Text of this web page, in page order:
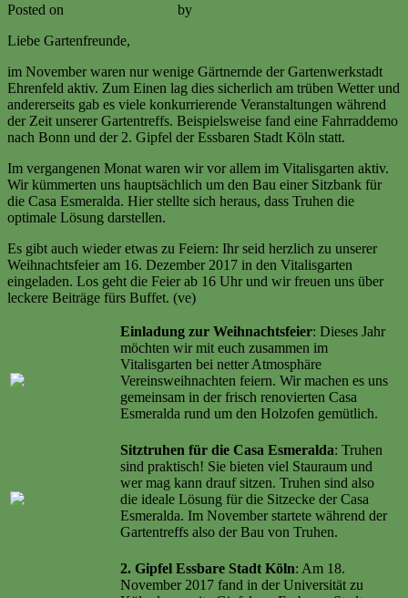
Posted on by
Liebe Gartenfreunde,
im November waren nur wenige Gärtnernde der Gartenwerkstadt
Ehrenfeld aktiv. Zum Einen lag dies sicherlich am trüben Wetter und
andererseits gab es viele konkurrierende Veranstaltungen während
der Zeit unserer Gartentreffs. Beispielsweise fand eine Fahrraddemo
nach Bonn und der 2. Gipfel der Essbaren Stadt Köln statt.
Im vergangenen Monat waren wir vor allem im Vitalisgarten aktiv.
Wir kümmerten uns hauptsächlich um den Bau einer Sitzbank für
die Casa Esmeralda. Hier stellte sich heraus, dass Truhen die
optimale Lösung darstellen.
Es gibt auch wieder etwas zu Feiern: Ihr seid herzlich zu unserer
Weihnachtsfeier am 16. Dezember 2017 in den Vitalisgarten
eingeladen. Los geht die Feier ab 16 Uhr und wir freuen uns über
leckere Beiträge fürs Buffet. (ve)
Einladung zur Weihnachtsfeier: Dieses Jahr
möchten wir mit euch zusammen im
Vitalisgarten bei netter Atmosphäre
Vereinsweihnachten feiern. Wir machen es uns
gemeinsam in der frisch renovierten Casa
Esmeralda rund um den Holzofen gemütlich.
Sitztruhen für die Casa Esmeralda: Truhen
sind praktisch! Sie bieten viel Stauraum und
wer mag kann drauf sitzen. Truhen sind also
die ideale Lösung für die Sitzecke der Casa
Esmeralda. Im November startete während der
Gartentreffs also der Bau von Truhen.
2. Gipfel Essbare Stadt Köln: Am 18.
November 2017 fand in der Universität zu